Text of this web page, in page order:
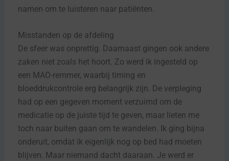
namen om te luisteren naar patiënten.
Misstanden op de afdeling
De sfeer was onprettig. Daarnaast gingen ook andere
zaken niet zoals het hoort. Zo werd ik ingesteld op
een MAO-remmer, waarbij timing en
bloeddrukcontrole erg belangrijk zijn. De verpleging
had op een gegeven moment verzuimd om de
medicatie op de juiste tijd te geven, maar lieten me
toch naar buiten gaan om te wandelen. Ik ging bijna
onderuit, omdat ik eigenlijk nog op bed had moeten
blijven. Maar niemand dacht daaraan. Je werd er